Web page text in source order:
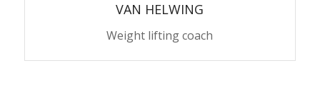
VAN HELWING
Weight lifting coach